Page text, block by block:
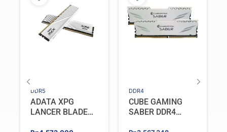
DDR5
ADATA XPG
LANCER BLADE
DDR4
CUBE GAMING
SABER DDR4